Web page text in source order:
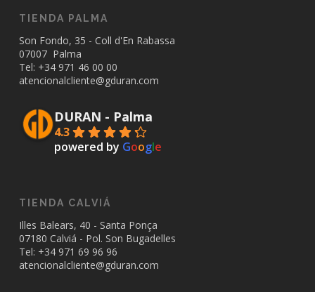
TIENDA PALMA
Son Fondo, 35 - Coll d'En Rabassa
07007 Palma
Tel: +34 971 46 00 00
atencionalcliente@gduran.com
DURAN - Palma
4.3
powered by Google
TIENDA CALVIÁ
Illes Balears, 40 - Santa Ponça
07180 Calviá - Pol. Son Bugadelles
Tel: +34 971 69 96 96
atencionalcliente@gduran.com